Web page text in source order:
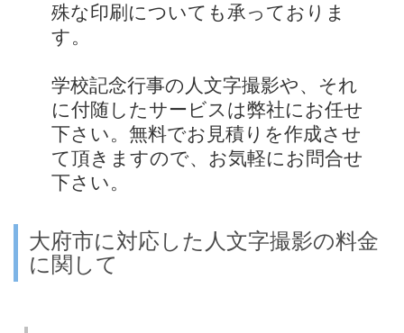
殊な印刷についても承っておりま
す。
学校記念行事の人文字撮影や、それ
に付随したサービスは弊社にお任せ
下さい。無料でお見積りを作成させ
て頂きますので、お気軽にお問合せ
下さい。
大府市に対応した人文字撮影の料金
に関して